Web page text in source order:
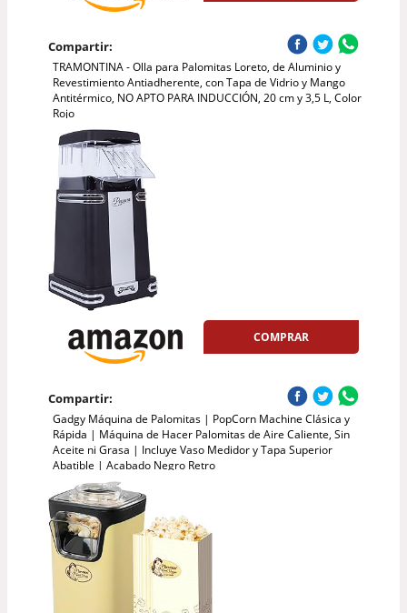
Compartir:
TRAMONTINA - Olla para Palomitas Loreto, de Aluminio y
Revestimiento Antiadherente, con Tapa de Vidrio y Mango
Antitérmico, NO APTO PARA INDUCCIÓN, 20 cm y 3,5 L, Color
Rojo
COMPRAR
Compartir:
Gadgy Máquina de Palomitas | PopCorn Machine Clásica y
Rápida | Máquina de Hacer Palomitas de Aire Caliente, Sin
Aceite ni Grasa | Incluye Vaso Medidor y Tapa Superior
Abatible | Acabado Negro Retro